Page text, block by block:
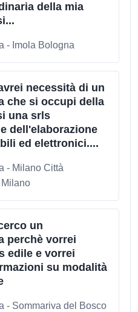
della mia
- Imola Bologna
necessità di un
che si occupi della
una srls
dell'elaborazione
ed elettronici....
- Milano Città
un
perchè vorrei
edile e vorrei
su modalità
- Sommariva del Bosco